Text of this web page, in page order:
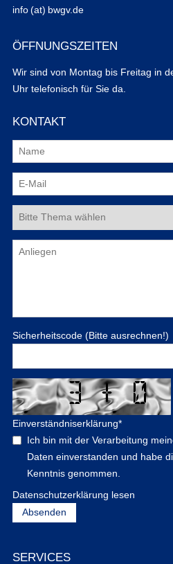
info (at) bwgv.de
ÖFFNUNGSZEITEN
Wir sind von Montag bis Freitag in
Uhr telefonisch für Sie da.
KONTAKT
Sicherheitscode (Bitte ausrechnen!)
Einverständniserklärung*
Ich bin mit der Verarbeitung
Daten einverstanden und habe
Kenntnis genommen.
Datenschutzerklärung lesen
SERVICES